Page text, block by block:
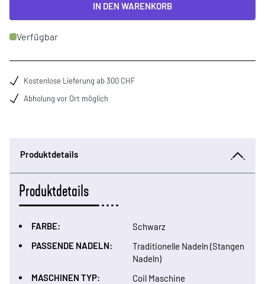
IN DEN WARENKORB
Verfügbar
Kostenlose Lieferung ab 300 CHF
Abholung vor Ort möglich
Produktdetails
Produktdetails
FARBE:
Schwarz
PASSENDE NADELN:
Traditionelle Nadeln (Stangen
Nadeln)
MASCHINEN TYP:
Coil Maschine